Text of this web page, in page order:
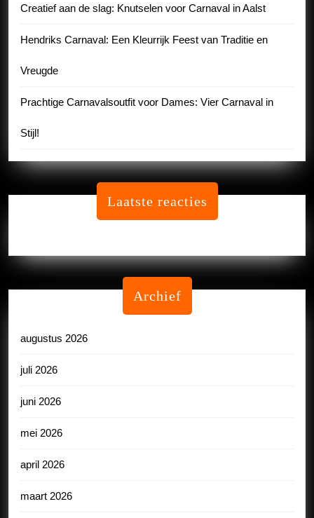
Creatief aan de slag: Knutselen voor Carnaval in Aalst
Hendriks Carnaval: Een Kleurrijk Feest van Traditie en
Vreugde
Prachtige Carnavalsoutfit voor Dames: Vier Carnaval in
Stijl!
Laatste reacties
Archief
augustus 2026
juli 2026
juni 2026
mei 2026
april 2026
maart 2026